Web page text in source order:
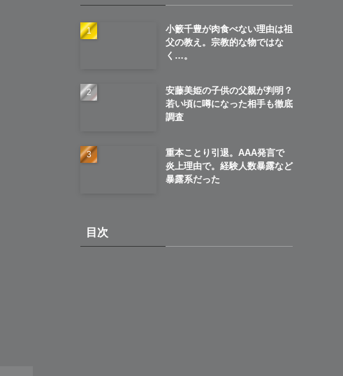
小籔千豊が肉食べない理由は祖
父の教え。宗教的な物ではな
く…。
安藤美姫の子供の父親が判明？
若い頃に噂になった相手も徹底
調査
重本ことり引退。AAA発言で
炎上理由で。経験人数暴露など
暴露系だった
目次